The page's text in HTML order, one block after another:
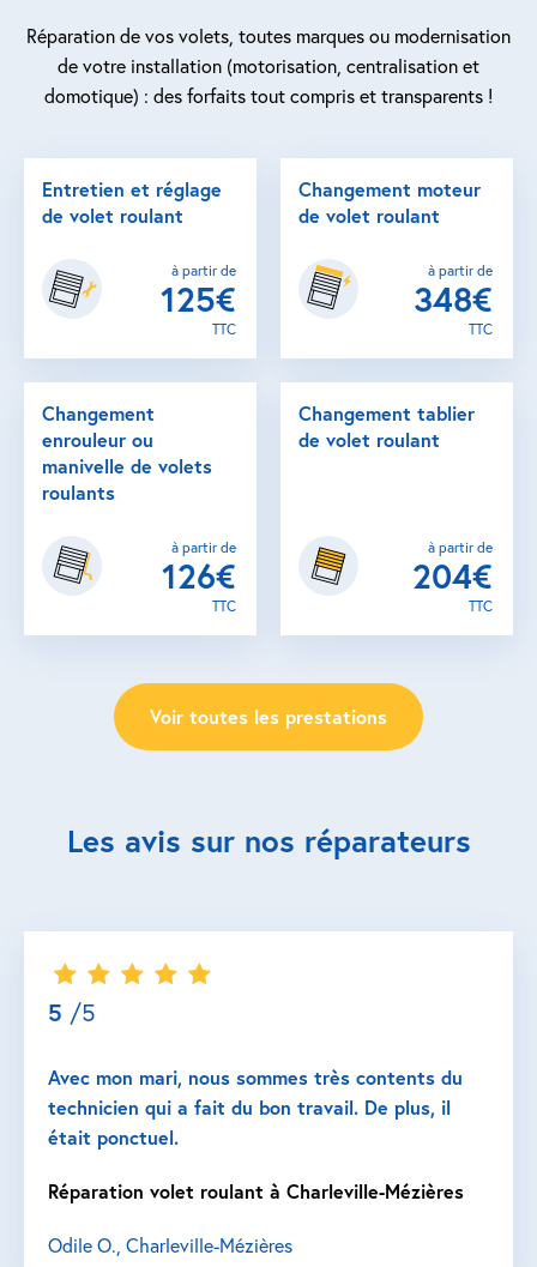
Réparation de vos volets, toutes marques ou modernisation
de votre installation (motorisation, centralisation et
domotique) : des forfaits tout compris et transparents !
Entretien et réglage
de volet roulant
à partir de
125€
TTC
Changement moteur
de volet roulant
à partir de
348€
TTC
Changement
enrouleur ou
manivelle de volets
roulants
à partir de
126€
TTC
Changement tablier
de volet roulant
à partir de
204€
TTC
Voir toutes les prestations
Les avis sur nos réparateurs
5 /5
Avec mon mari, nous sommes très contents du
technicien qui a fait du bon travail. De plus, il
était ponctuel.
Réparation volet roulant à Charleville-Mézières
Odile O., Charleville-Mézières